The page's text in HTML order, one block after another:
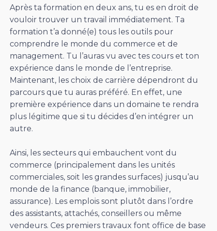
Après ta formation en deux ans, tu es en droit de
vouloir trouver un travail immédiatement. Ta
formation t’a donné(e) tous les outils pour
comprendre le monde du commerce et de
management. Tu l’auras vu avec tes cours et ton
expérience dans le monde de l’entreprise.
Maintenant, les choix de carrière dépendront du
parcours que tu auras préféré. En effet, une
première expérience dans un domaine te rendra
plus légitime que si tu décides d’en intégrer un
autre.
Ainsi, les secteurs qui embauchent vont du
commerce (principalement dans les unités
commerciales, soit les grandes surfaces) jusqu’au
monde de la finance (banque, immobilier,
assurance). Les emplois sont plutôt dans l’ordre
des assistants, attachés, conseillers ou même
vendeurs. Ces premiers travaux font office de base